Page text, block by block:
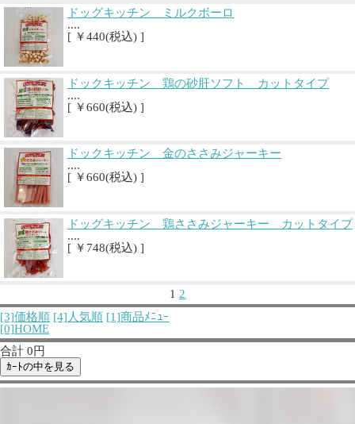
ドッグキッチン ミルクボーロ
....
[ ￥440(税込) ]
ドックキッチン 鶏の砂肝ソフト カットタイプ
....
[ ￥660(税込) ]
ドックキッチン 金のささみジャーキー
....
[ ￥660(税込) ]
ドッグキッチン 鶏ささみジャーキー カットタイプ
....
[ ￥748(税込) ]
1 2
[3]価格順 [4]人気順 [1]商品ﾒﾆｭｰ
[0]HOME
合計 0円